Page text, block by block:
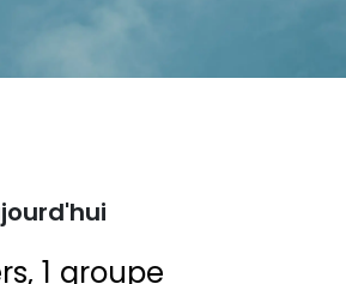
1 groupe